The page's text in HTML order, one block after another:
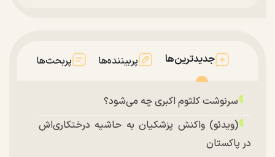
جدیدترین‌ها پربیننده‌ها پربحث‌ها
سرنوشت کلثوم اکبری چه می‌شود؟
(ویدئو) واکنش پزشکیان به حاشیه درختکاری‌اش
در پاکستان